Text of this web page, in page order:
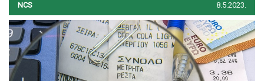
NCS 8.5.2023.